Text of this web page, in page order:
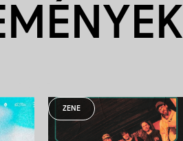
ZENE